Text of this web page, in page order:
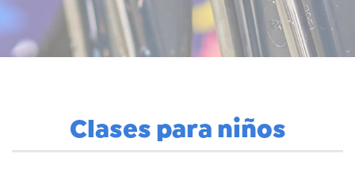
Clases para niños